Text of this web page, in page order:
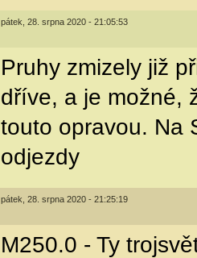
pátek, 28. srpna 2020 - 21:05:53
Pruhy zmizely již
dříve, a je možné,
touto opravou. Na
odjezdy
pátek, 28. srpna 2020 - 21:25:19
M250.0 - Ty